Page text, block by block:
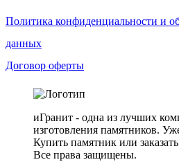
Политика конфиденциальности и
данных
Договор оферты
иГранит - одна из лучших
изготовления памятников.
Купить памятник или
Все права защищены.